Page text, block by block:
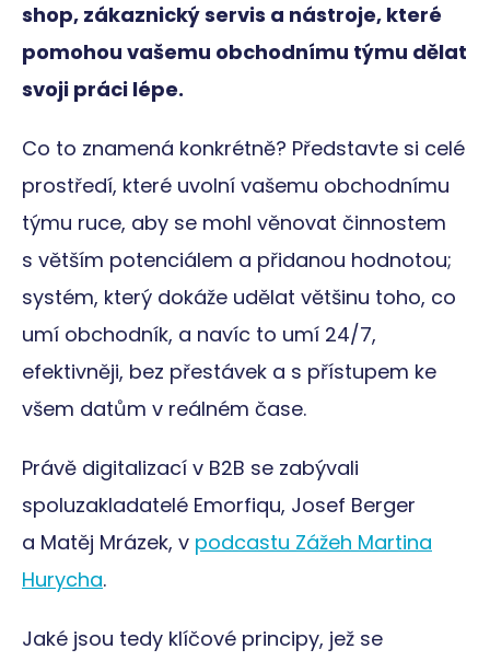
shop, zákaznický servis a nástroje, které
pomohou vašemu obchodnímu týmu dělat
svoji práci lépe.
Co to znamená konkrétně? Představte si celé
prostředí, které uvolní vašemu obchodnímu
týmu ruce, aby se mohl věnovat činnostem
s větším potenciálem a přidanou hodnotou;
systém, který dokáže udělat většinu toho, co
umí obchodník, a navíc to umí 24/7,
efektivněji, bez přestávek a s přístupem ke
všem datům v reálném čase.
Právě digitalizací v B2B se zabývali
spoluzakladatelé Emorfiqu, Josef Berger
a Matěj Mrázek, v podcastu Zážeh Martina
Hurycha.
Jaké jsou tedy klíčové principy, jež se